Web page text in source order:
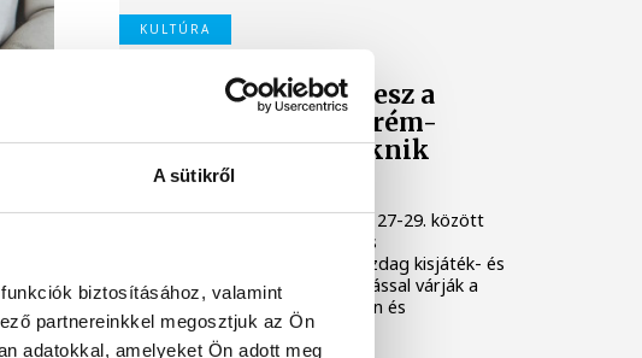
A sütikről
biztosításához, valamint
partnereinkkel megosztjuk az Ön
adatokkal, amelyeket Ön adott meg
KULTÚRA
Osvárt Andrea lesz a
megújult Veszprém-
Balaton Filmpiknik
házigazdája
A Filmpikniken augusztus 27-29. között
csaknem hatvan játék- és
dokumentumfilmmel, gazdag kisjáték- és
animációs filmes válogatással várják a
közönséget Veszprémben és
Balatonfüreden.